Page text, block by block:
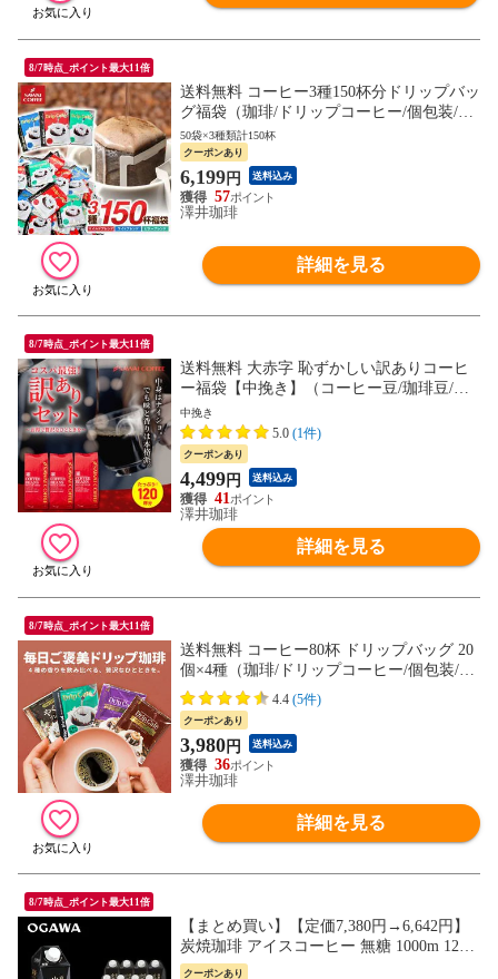
8/7時点_ポイント最大11倍
送料無料 コーヒー3種150杯分ドリップバッ
グ福袋（珈琲/ドリップコーヒー/個包装/ラ
イトブレンド/マイルドブレンド/ビターブ
レンド/送料込）
50袋×3種類計150杯
クーポンあり
6,199円 送料込み
57
澤井珈琲
詳細を見る
8/7時点_ポイント最大11倍
送料無料 大赤字 恥ずかしい訳ありコーヒ
ー福袋【中挽き】（コーヒー豆/珈琲豆/珈
琲粉/訳有/ワケあり/送料込）
中挽き
5.0 (1件)
クーポンあり
4,499円 送料込み
41
澤井珈琲
詳細を見る
8/7時点_ポイント最大11倍
送料無料 コーヒー80杯 ドリップバッグ 20
個×4種（珈琲/ドリップコーヒー/個包装/福
袋/新生活応援/80袋/送料込）
4.4 (5件)
クーポンあり
3,980円 送料込み
36
澤井珈琲
詳細を見る
8/7時点_ポイント最大11倍
【まとめ買い】【定価7,380円→6,642円】
炭焼珈琲 アイスコーヒー 無糖 1000m 12本
｜公式小川珈琲 リキッドコーヒー
クーポンあり